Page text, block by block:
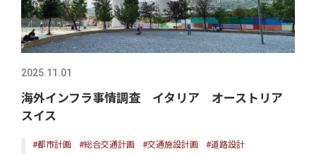
2025.11.01
海外インフラ事情調査 イタリア オーストリア
スイス
#都市計画 #総合交通計画 #交通施設計画
#道路設計